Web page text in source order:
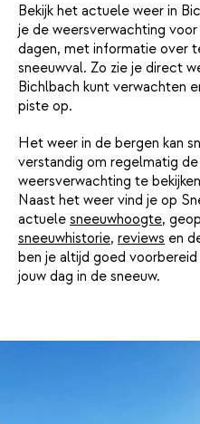
Bekijk het actuele weer in
je de weersverwachting
dagen, met informatie over
sneeuwval. Zo zie je direct
Bichlbach kunt verwachten
piste op.
Het weer in de bergen kan
verstandig om regelmatig
weersverwachting te
Naast het weer vind je op
actuele sneeuwhoogte,
sneeuwhistorie, reviews en
ben je altijd goed
jouw dag in de sneeuw.